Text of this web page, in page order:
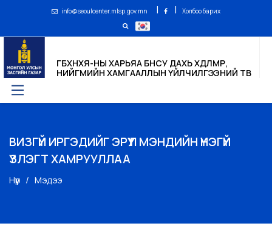
info@seoulcenter.mlsp.gov.mn | | Холбоо барих
ГБХНХЯ-НЫ ХАРЬЯА БНСУ ДАХЬ ХӨДӨЛМӨР,
НИЙГМИЙН ХАМГААЛЛЫН ҮЙЛЧИЛГЭЭНИЙ ТӨВ
ВИЗГҮЙ ИРГЭДИЙГ ЭРҮҮЛ МЭНДИЙН ҮНЭГҮЙ
ҮЗЛЭГТ ХАМРУУЛЛАА
Нүүр Мэдээ